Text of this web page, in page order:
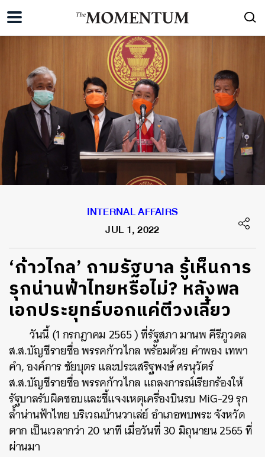
INTERNAL AFFAIRS
JUL 1, 2022
‘ก้าวไกล’ ถามรัฐบาล รู้เห็นการ
รุกน่านฟ้าไทยหรือไม่? หลังพล
เอกประยุทธ์บอกแค่ตีวงเลี้ยว
วันนี้ (1 กรกฎาคม 2565 ) ที่รัฐสภามานพ คีรีภูวดล
ส.ส.บัญชีรายชื่อ พรรคก้าวไกล พร้อมด้วย คำพอง เทพา
คำ, องค์การ ชัยบุตร และประเสริฐพงษ์ ศรนุวัตร์
ส.ส.บัญชีรายชื่อ พรรคก้าวไกล แถลงการณ์เรียกร้องให้
รัฐบาลรับผิดชอบและชี้แจงเหตุเครื่องบินรบ MiG-29 รุก
ล้ำน่านฟ้าไทย บริเวณบ้านวาเล่ย์​ อำเภอพบพระ จังหวัด
ตาก เป็นเวลากว่า 20 นาที เมื่อวันที่ 30 มิถุนายน 2565 ที่
ผ่านมา